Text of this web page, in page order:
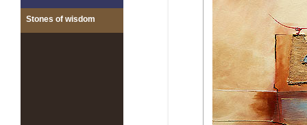
Stones of wisdom